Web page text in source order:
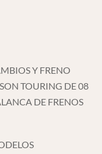
Y FRENO
TOURING DE 08
DE FRENOS